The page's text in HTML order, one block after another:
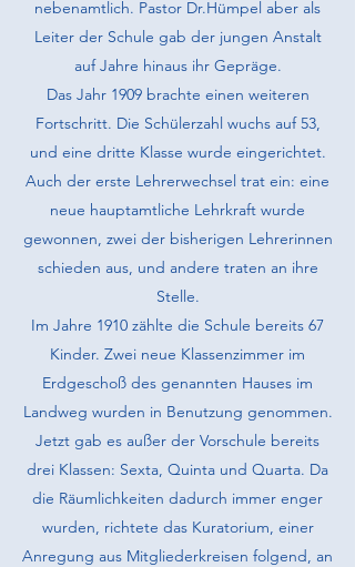
nebenamtlich. Pastor Dr.Hümpel aber als
Leiter der Schule gab der jungen Anstalt
auf Jahre hinaus ihr Gepräge.
Das Jahr 1909 brachte einen weiteren
Fortschritt. Die Schülerzahl wuchs auf 53,
und eine dritte Klasse wurde eingerichtet.
Auch der erste Lehrer­wechsel trat ein: eine
neue hauptamtliche Lehrkraft wurde
gewonnen, zwei der bisherigen Lehrerinnen
schieden aus, und andere traten an ihre
Stelle.
Im Jahre 1910 zählte die Schule bereits 67
Kinder. Zwei neue Klassen­zimmer im
Erdgeschoß des genannten Hauses im
Landweg wurden in Benutzung genommen.
Jetzt gab es außer der Vorschule bereits
drei Klassen: Sexta, Quinta und Quarta. Da
die Räumlichkeiten dadurch immer enger
wurden, richtete das Kuratorium, einer
Anregung aus Mitglieder­kreisen folgend, an